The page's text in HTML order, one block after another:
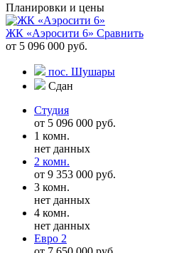
Планировки и цены
ЖК «Аэросити 6» Сравнить
от 5 096 000 руб.
пос. Шушары
Сдан
Студия
от 5 096 000 руб.
1 комн.
нет данных
2 комн.
от 9 353 000 руб.
3 комн.
нет данных
4 комн.
нет данных
Евро 2